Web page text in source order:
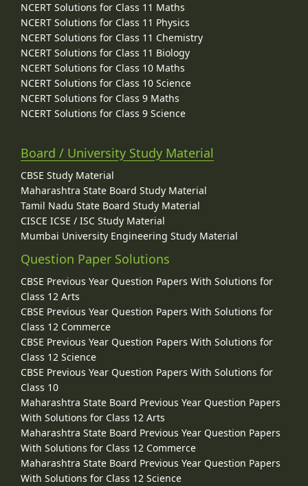
NCERT Solutions for Class 11 Maths
NCERT Solutions for Class 11 Physics
NCERT Solutions for Class 11 Chemistry
NCERT Solutions for Class 11 Biology
NCERT Solutions for Class 10 Maths
NCERT Solutions for Class 10 Science
NCERT Solutions for Class 9 Maths
NCERT Solutions for Class 9 Science
Board / University Study Material
CBSE Study Material
Maharashtra State Board Study Material
Tamil Nadu State Board Study Material
CISCE ICSE / ISC Study Material
Mumbai University Engineering Study Material
Question Paper Solutions
CBSE Previous Year Question Papers With Solutions for
Class 12 Arts
CBSE Previous Year Question Papers With Solutions for
Class 12 Commerce
CBSE Previous Year Question Papers With Solutions for
Class 12 Science
CBSE Previous Year Question Papers With Solutions for
Class 10
Maharashtra State Board Previous Year Question Papers
With Solutions for Class 12 Arts
Maharashtra State Board Previous Year Question Papers
With Solutions for Class 12 Commerce
Maharashtra State Board Previous Year Question Papers
With Solutions for Class 12 Science